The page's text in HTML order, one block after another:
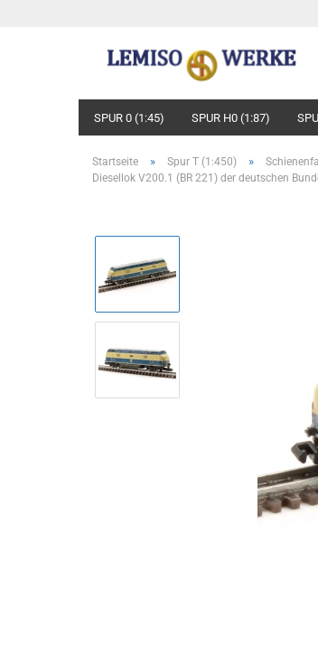
SPUR 0 (1:45) SPUR H0 (1:87)
Startseite » Spur T (1:450) »
Diesellok V200.1 (BR 221) der deutschen